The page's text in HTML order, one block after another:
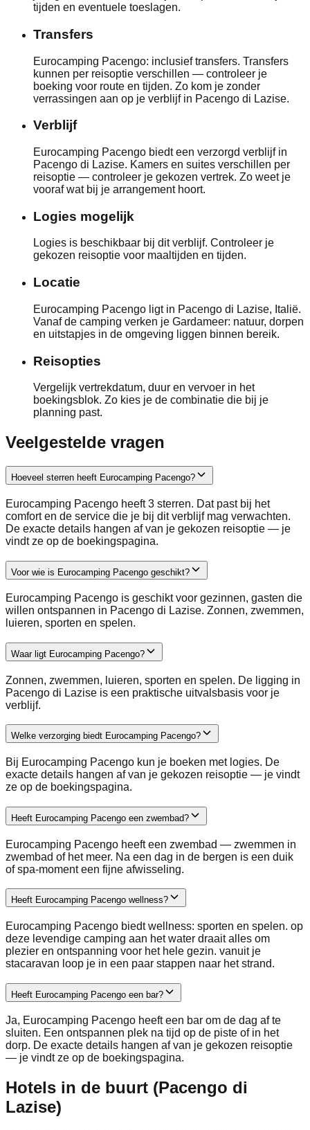
tijden en eventuele toeslagen.
Transfers
Eurocamping Pacengo: inclusief transfers. Transfers
kunnen per reisoptie verschillen — controleer je
boeking voor route en tijden. Zo kom je zonder
verrassingen aan op je verblijf in Pacengo di Lazise.
Verblijf
Eurocamping Pacengo biedt een verzorgd verblijf in
Pacengo di Lazise. Kamers en suites verschillen per
reisoptie — controleer je gekozen vertrek. Zo weet je
vooraf wat bij je arrangement hoort.
Logies mogelijk
Logies is beschikbaar bij dit verblijf. Controleer je
gekozen reisoptie voor maaltijden en tijden.
Locatie
Eurocamping Pacengo ligt in Pacengo di Lazise, Italië.
Vanaf de camping verken je Gardameer: natuur, dorpen
en uitstapjes in de omgeving liggen binnen bereik.
Reisopties
Vergelijk vertrekdatum, duur en vervoer in het
boekingsblok. Zo kies je de combinatie die bij je
planning past.
Veelgestelde vragen
Hoeveel sterren heeft Eurocamping Pacengo?
Eurocamping Pacengo heeft 3 sterren. Dat past bij het
comfort en de service die je bij dit verblijf mag verwachten.
De exacte details hangen af van je gekozen reisoptie — je
vindt ze op de boekingspagina.
Voor wie is Eurocamping Pacengo geschikt?
Eurocamping Pacengo is geschikt voor gezinnen, gasten die
willen ontspannen in Pacengo di Lazise. Zonnen, zwemmen,
luieren, sporten en spelen.
Waar ligt Eurocamping Pacengo?
Zonnen, zwemmen, luieren, sporten en spelen. De ligging in
Pacengo di Lazise is een praktische uitvalsbasis voor je
verblijf.
Welke verzorging biedt Eurocamping Pacengo?
Bij Eurocamping Pacengo kun je boeken met logies. De
exacte details hangen af van je gekozen reisoptie — je vindt
ze op de boekingspagina.
Heeft Eurocamping Pacengo een zwembad?
Eurocamping Pacengo heeft een zwembad — zwemmen in
zwembad of het meer. Na een dag in de bergen is een duik
of spa-moment een fijne afwisseling.
Heeft Eurocamping Pacengo wellness?
Eurocamping Pacengo biedt wellness: sporten en spelen. op
deze levendige camping aan het water draait alles om
plezier en ontspanning voor het hele gezin. vanuit je
stacaravan loop je in een paar stappen naar het strand.
Heeft Eurocamping Pacengo een bar?
Ja, Eurocamping Pacengo heeft een bar om de dag af te
sluiten. Een ontspannen plek na tijd op de piste of in het
dorp. De exacte details hangen af van je gekozen reisoptie
— je vindt ze op de boekingspagina.
Hotels in de buurt (Pacengo di
Lazise)